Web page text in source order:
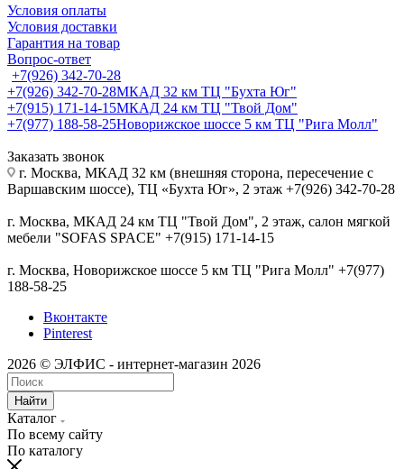
Условия оплаты
Условия доставки
Гарантия на товар
Вопрос-ответ
+7(926) 342-70-28
+7(926) 342-70-28МКАД 32 км ТЦ "Бухта Юг"
+7(915) 171-14-15МКАД 24 км ТЦ "Твой Дом"
+7(977) 188-58-25Новорижское шоссе 5 км ТЦ "Рига Молл"
Заказать звонок
г. Москва, МКАД 32 км (внешняя сторона, пересечение с
Варшавским шоссе), ТЦ «Бухта Юг», 2 этаж +7(926) 342-70-28
г. Москва, МКАД 24 км ТЦ "Твой Дом", 2 этаж, салон мягкой
мебели "SOFAS SPACE" +7(915) 171-14-15
г. Москва, Новорижское шоссе 5 км ТЦ "Рига Молл" +7(977)
188-58-25
Вконтакте
Pinterest
2026 © ЭЛФИС - интернет-магазин 2026
Найти
Каталог
По всему сайту
По каталогу